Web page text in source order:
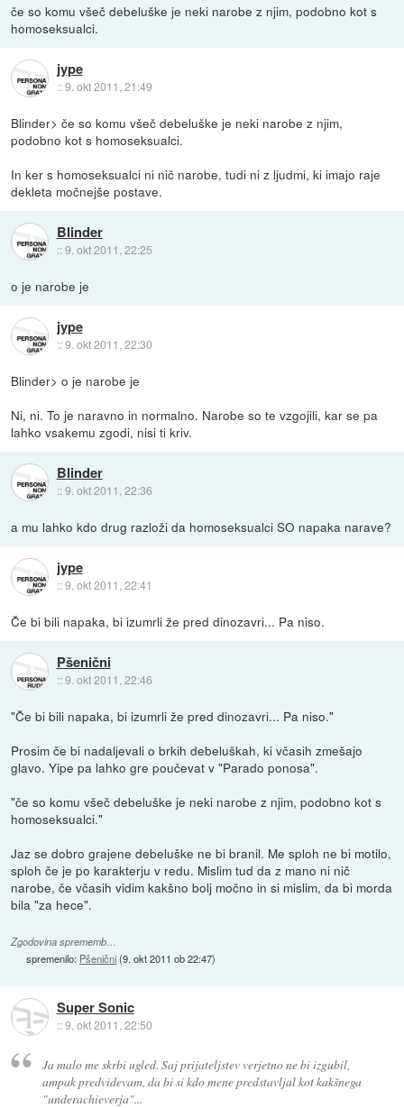
če so komu všeč debeluške je neki narobe z njim, podobno kot s
homoseksualci.
jype
::9. okt 2011, 21:49
Blinder> če so komu všeč debeluške je neki narobe z njim,
podobno kot s homoseksualci.
In ker s homoseksualci ni nič narobe, tudi ni z ljudmi, ki imajo raje
dekleta močnejše postave.
Blinder
::9. okt 2011, 22:25
o je narobe je
jype
::9. okt 2011, 22:30
Blinder> o je narobe je
Ni, ni. To je naravno in normalno. Narobe so te vzgojili, kar se pa
lahko vsakemu zgodi, nisi ti kriv.
Blinder
::9. okt 2011, 22:36
a mu lahko kdo drug razloži da homoseksualci SO napaka narave?
jype
::9. okt 2011, 22:41
Če bi bili napaka, bi izumrli že pred dinozavri... Pa niso.
Pšenični
::9. okt 2011, 22:46
"Če bi bili napaka, bi izumrli že pred dinozavri... Pa niso."
Prosim če bi nadaljevali o brkih debeluškah, ki včasih zmešajo
glavo. Yipe pa lahko gre poučevat v "Parado ponosa".
"če so komu všeč debeluške je neki narobe z njim, podobno kot s
homoseksualci."
Jaz se dobro grajene debeluške ne bi branil. Me sploh ne bi motilo,
sploh če je po karakterju v redu. Mislim tud da z mano ni nič
narobe, če včasih vidim kakšno bolj močno in si mislim, da bi morda
bila "za hece".
Zgodovina sprememb…
spremenilo: Pšenični(9. okt 2011 ob 22:47)
Super Sonic
::9. okt 2011, 22:50
Ja malo me skrbi ugled. Saj prijateljstev verjetno ne bi izgubil,
ampak predvidevam, da bi si kdo mene predstavljal kot kakšnega
"underachieverja"...